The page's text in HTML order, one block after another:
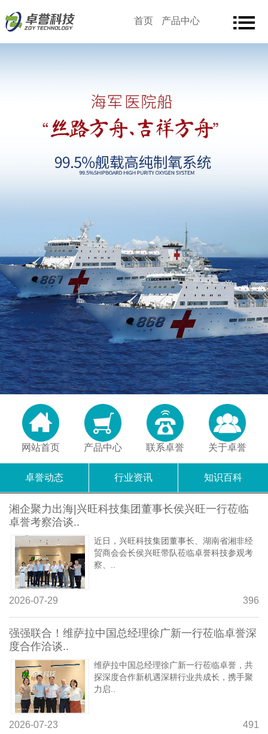
首页 产品中心
网站首页 产品中心 联系卓誉 关于卓誉
卓誉动态 行业资讯 知识百科
湘企聚力出海|兴旺科技集团董事长侯兴旺一行莅临
卓誉考察洽谈..
近日，兴旺科技集团董事长、湖南省湘非经
贸商会会长侯兴旺带队莅临卓誉科技参观考
察、..
2026-07-29 396
强强联合！维萨拉中国总经理徐广新一行莅临卓誉深
度合作洽谈..
维萨拉中国总经理徐广新一行莅临卓誉，共
探深度合作新机遇深耕行业共成长，携手聚
力启..
2026-07-23 491